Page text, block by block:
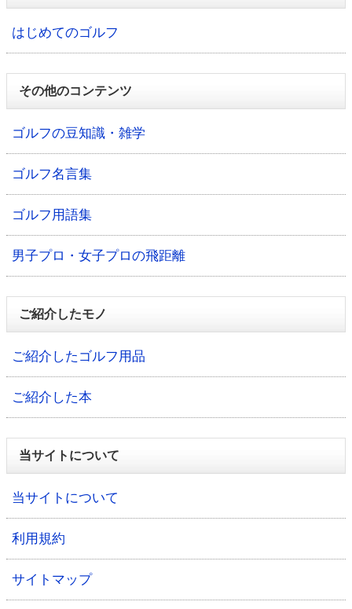
はじめてのゴルフ
その他のコンテンツ
ゴルフの豆知識・雑学
ゴルフ名言集
ゴルフ用語集
男子プロ・女子プロの飛距離
ご紹介したモノ
ご紹介したゴルフ用品
ご紹介した本
当サイトについて
当サイトについて
利用規約
サイトマップ